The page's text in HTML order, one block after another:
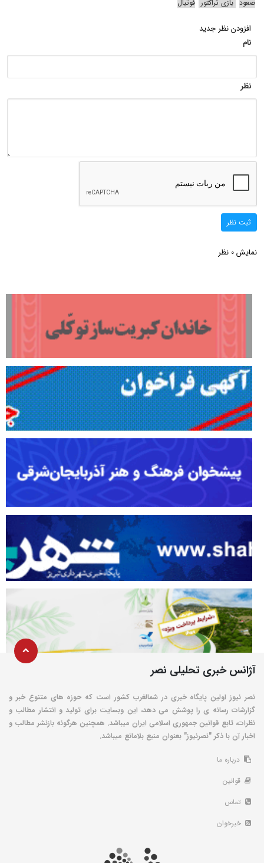
صعود بازی تراکتور فوتبال
افزودن نظر جدید
نام
نظر
ثبت نظر
نمایش 0 نظر
آژانس خبری تحلیلی نصر
نصر نیوز اولین پایگاه خبری در شمالغرب کشور است که حوزه های متنوع خبر و
گزارشات رسانه ی را پوشش می دهد، این وبسایت برای تولید و انتشار مطالب و
نظرات، تابع قوانین جمهوری اسلامی ایران میباشد. همچنین هرگونه بازنشر مطالب و
اخبار آن با ذکر "نصرنیوز" بعنوان منبع بلامانع میباشد.
درباره ما
قوانین
تماس
خبرخوان